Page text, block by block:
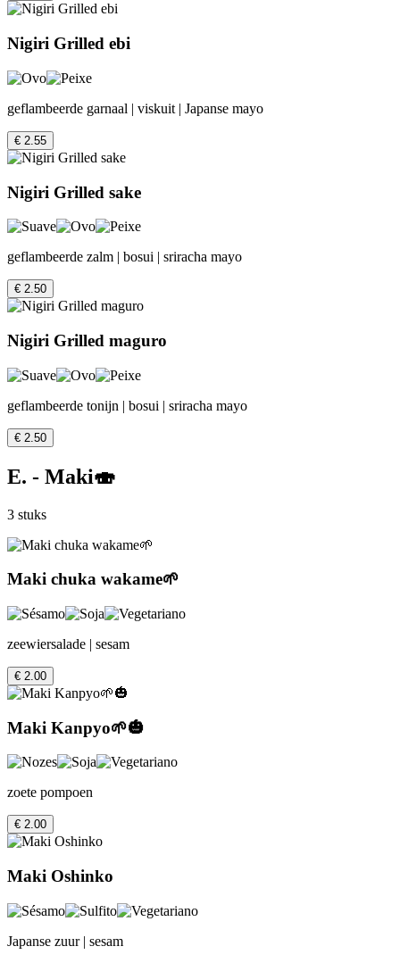
Nigiri Grilled ebi
geflambeerde garnaal | viskuit | Japanse mayo
€ 2.55
Nigiri Grilled sake
geflambeerde zalm | bosui | sriracha mayo
€ 2.50
Nigiri Grilled maguro
geflambeerde tonijn | bosui | sriracha mayo
€ 2.50
E. - Maki🍣
3 stuks
Maki chuka wakame🌱
zeewiersalade | sesam
€ 2.00
Maki Kanpyo🌱🎃
zoete pompoen
€ 2.00
Maki Oshinko
Japanse zuur | sesam